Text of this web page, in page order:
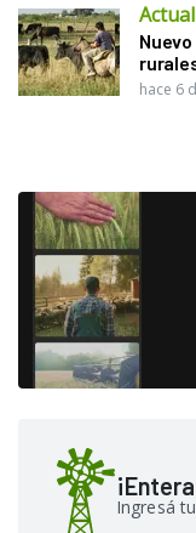
hace 6
Ingresá